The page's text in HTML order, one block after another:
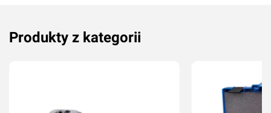
Produkty z kategorii